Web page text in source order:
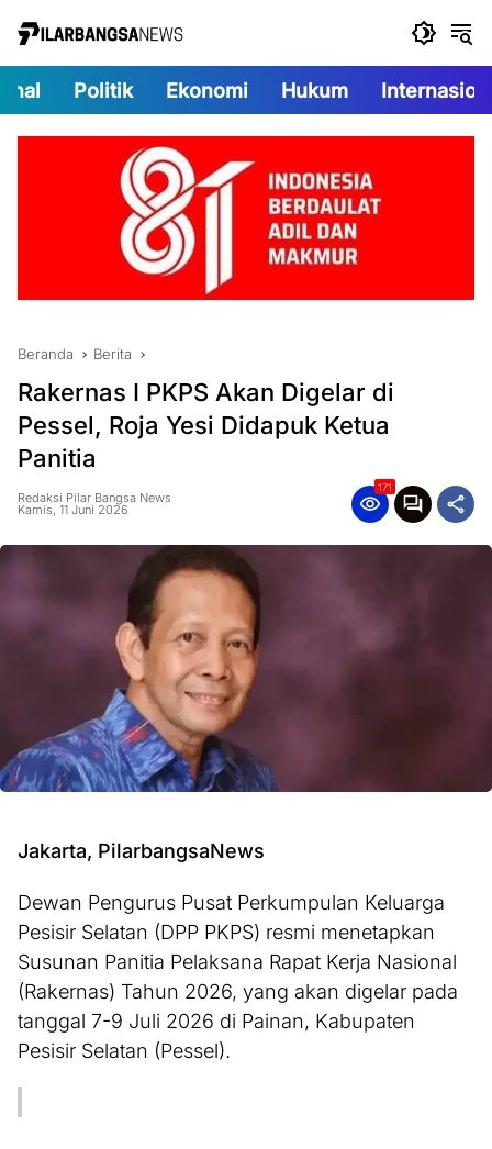
Politik Ekonomi Hukum
Beranda Berita
Rakernas I PKPS Akan Digelar di
Pessel, Roja Yesi Didapuk Ketua
Panitia
Redaksi Pilar Bangsa News
Kamis, 11 Juni 2026
171
Jakarta, PilarbangsaNews
Dewan Pengurus Pusat Perkumpulan Keluarga
Pesisir Selatan (DPP PKPS) resmi menetapkan
Susunan Panitia Pelaksana Rapat Kerja Nasional
(Rakernas) Tahun 2026, yang akan digelar pada
tanggal 7-9 Juli 2026 di Painan, Kabupaten
Pesisir Selatan (Pessel).